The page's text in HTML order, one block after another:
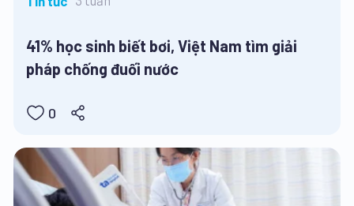
41% học sinh biết bơi, Việt Nam tìm giải
pháp chống đuối nước
0